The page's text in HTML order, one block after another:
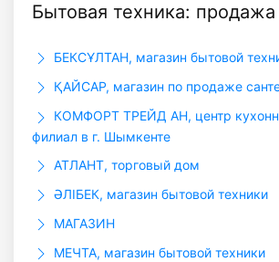
Бытовая техника: продажа
БЕКСҰЛТАН, магазин бытовой
ҚАЙСАР, магазин по продаже
КОМФОРТ ТРЕЙД АН, центр
филиал в г. Шымкенте
АТЛАНТ, торговый дом
ӘЛІБЕК, магазин бытовой техники
МАГАЗИН
МЕЧТА, магазин бытовой техники